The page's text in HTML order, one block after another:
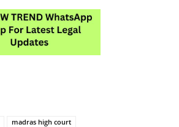
madras high court